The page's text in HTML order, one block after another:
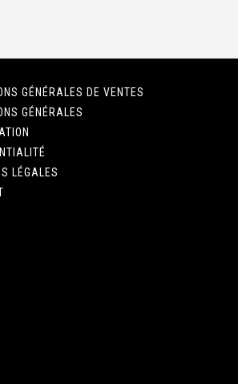
GÉNÉRALES DE VENTES
GÉNÉRALES
LÉGALES